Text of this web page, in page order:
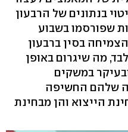
בנתונים של הרבעון
שפורסמו בשבוע
בסין ברבעון
תעמוד על 0%-1% בלבד, מה שיגרום באופן
במשקים
שלהם החשיפה
הייצוא והן מבחינת